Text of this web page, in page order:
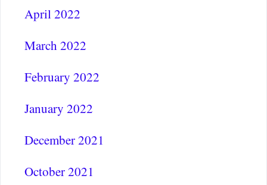
April 2022
March 2022
February 2022
January 2022
December 2021
October 2021